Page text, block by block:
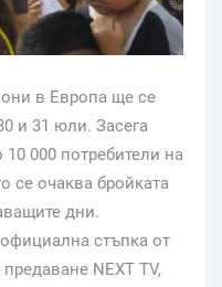
в Европа ще се
и 31 юли. Засега
000 потребители на
се очаква бройката
дни.
стъпка от
NEXT TV,